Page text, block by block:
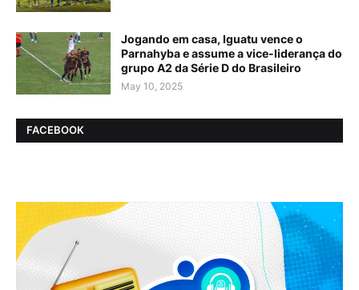
Jogando em casa, Iguatu vence o
Parnahyba e assume a vice-liderança do
grupo A2 da Série D do Brasileiro
May 10, 2025
FACEBOOK